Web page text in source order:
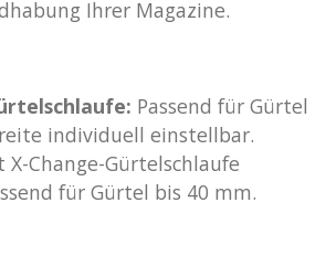
Ihrer Magazine.
Passend für Gürtel
individuell einstellbar.
X-Change-Gürtelschlaufe
für Gürtel bis 40 mm.